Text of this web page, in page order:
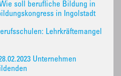
Wie soll berufliche Bildung in
in Ingolstadt
Lehrkräftemangel
Unternehmen